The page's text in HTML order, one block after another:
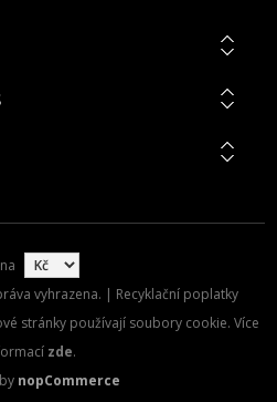
vyhrazena. | Recyklační poplatky
stránky používají soubory cookie. Více
zde.
nopCommerce